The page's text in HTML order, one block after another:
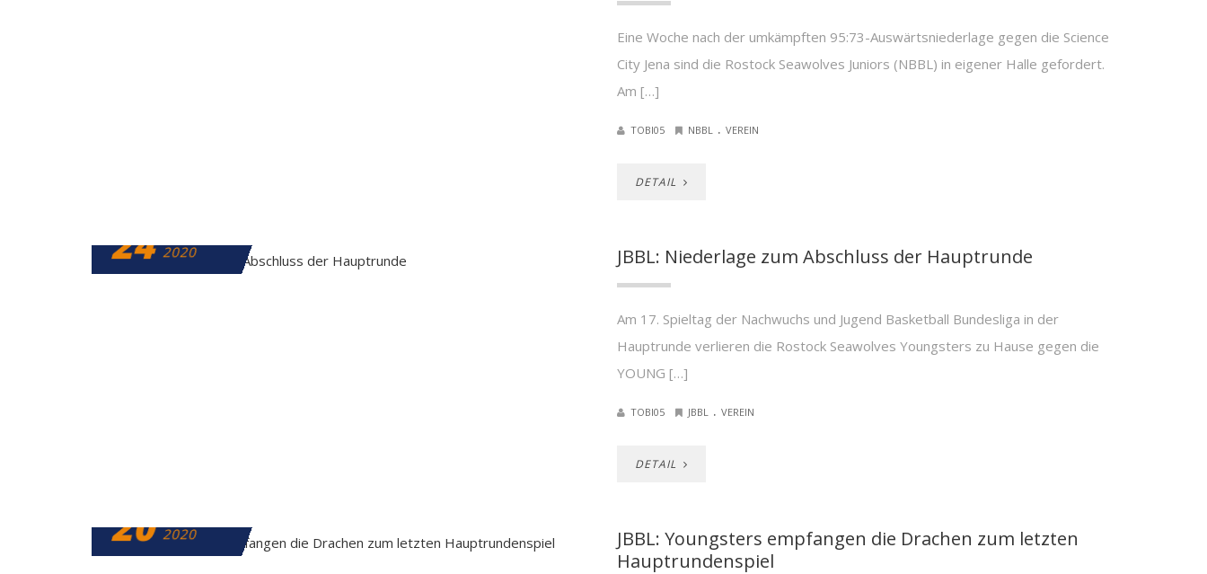
Eine Woche nach der umkämpften 95:73-Auswärtsniederlage gegen die Science
City Jena sind die Rostock Seawolves Juniors (NBBL) in eigener Halle gefordert.
Am […]
TOBI05 NBBL . VEREIN
DETAIL
24 2020
JBBL: Niederlage zum Abschluss der Hauptrunde
Am 17. Spieltag der Nachwuchs und Jugend Basketball Bundesliga in der
Hauptrunde verlieren die Rostock Seawolves Youngsters zu Hause gegen die
YOUNG […]
TOBI05 JBBL . VEREIN
DETAIL
20 2020
JBBL: Youngsters empfangen die Drachen zum letzten
Hauptrundenspiel